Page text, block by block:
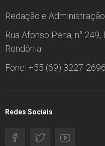
Redação e
Rua Afonso Pena, n°
Rondônia
Fone: +55 (69) 3227-
Redes Sociais